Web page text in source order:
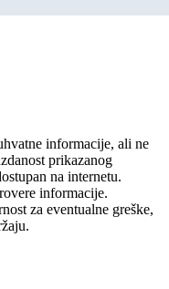
informacije, ali ne
prikazanog
na internetu.
informacije.
za eventualne greške,